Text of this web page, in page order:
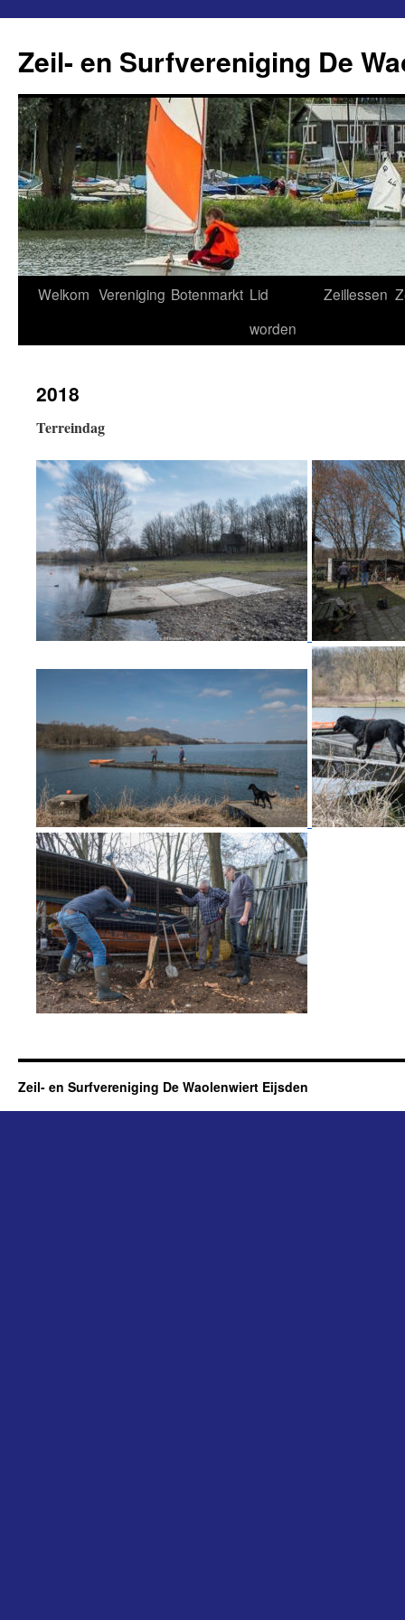
de
inhoud
Zeil- en Surfvereniging De
Welkom Vereniging Botenmarkt Lid
worden
Zeillessen
2018
Terreindag
Zeil- en Surfvereniging De Waolenwiert Eijsden